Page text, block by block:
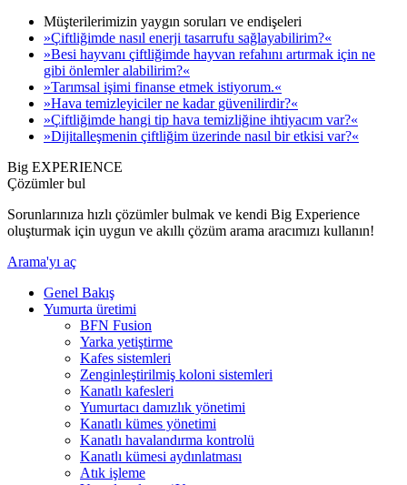
Müşterilerimizin yaygın soruları ve endişeleri
»Çiftliğimde nasıl enerji tasarrufu sağlayabilirim?«
»Besi hayvanı çiftliğimde hayvan refahını artırmak için ne
gibi önlemler alabilirim?«
»Tarımsal işimi finanse etmek istiyorum.«
»Hava temizleyiciler ne kadar güvenilirdir?«
»Çiftliğimde hangi tip hava temizliğine ihtiyacım var?«
»Dijitalleşmenin çiftliğim üzerinde nasıl bir etkisi var?«
Big EXPERIENCE
Çözümler bul
Sorunlarınıza hızlı çözümler bulmak ve kendi Big Experience
oluşturmak için uygun ve akıllı çözüm arama aracımızı kullanın!
Arama'yı aç
Genel Bakış
Yumurta üretimi
BFN Fusion
Yarka yetiştirme
Kafes sistemleri
Zenginleştirilmiş koloni sistemleri
Kanatlı kafesleri
Yumurtacı damızlık yönetimi
Kanatlı kümes yönetimi
Kanatlı havalandırma kontrolü
Kanatlı kümesi aydınlatması
Atık işleme